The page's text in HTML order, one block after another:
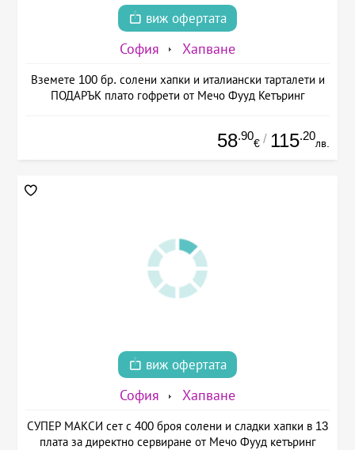
виж офертата
София Хапване
Вземете 100 бр. солени хапки и италиански тарталети и
ПОДАРЪК плато гофрети от Мечо Фууд Кетъринг
58.90
€ / 115.20
лв.
виж офертата
София Хапване
СУПЕР МАКСИ сет с 400 броя солени и сладки хапки в 13
плата за директно сервиране от Мечо Фууд кетъринг